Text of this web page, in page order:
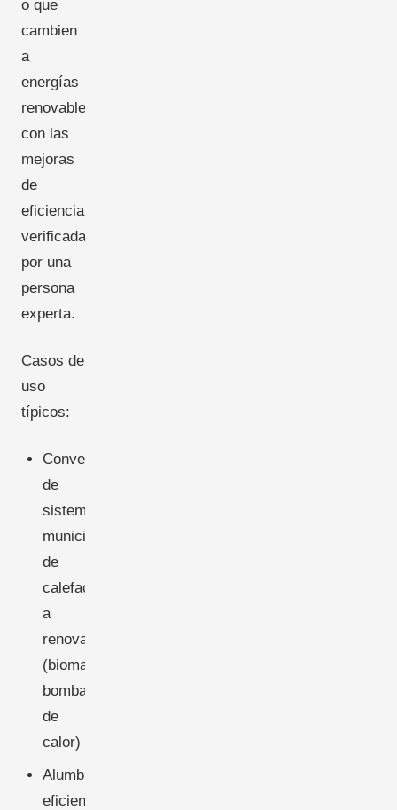
o que
cambien
a
energías
renovables,
con las
mejoras
de
eficiencia
verificadas
por una
persona
experta.
Casos de
uso
típicos:
Conversión
de
sistemas
municipales
de
calefacción
a
renovables
(biomasa,
bombas
de
calor)
Alumbrado
eficiente